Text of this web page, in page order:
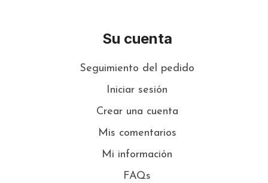
Su cuenta
Seguimiento del pedido
Iniciar sesión
Crear una cuenta
Mis comentarios
Mi información
FAQs